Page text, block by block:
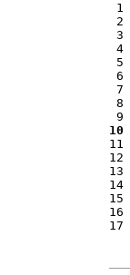
1
2
3
4
5
6
7
8
9
10
11
12
13
14
15
16
17